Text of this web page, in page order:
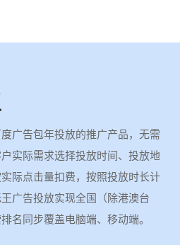
广告包年投放的推广产品，无需
实际需求选择投放时间、投放地
际点击量扣费，按照投放时长计
广告投放实现全国（除港澳台
名同步覆盖电脑端、移动端。